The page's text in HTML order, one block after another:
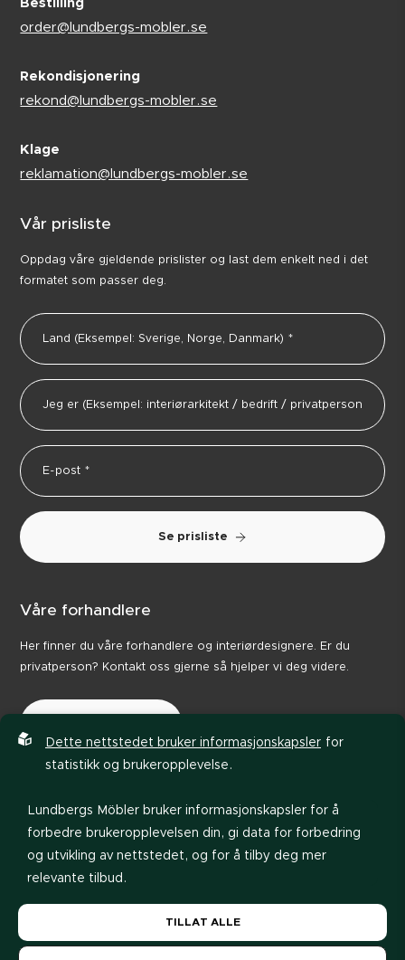
Bestilling
order@lundbergs-mobler.se
Rekondisjonering
rekond@lundbergs-mobler.se
Klage
reklamation@lundbergs-mobler.se
Vår prisliste
Oppdag våre gjeldende prislister og last dem enkelt ned i det
formatet som passer deg.
Se prisliste
Våre forhandlere
Her finner du våre forhandlere og interiørdesignere. Er du
privatperson? Kontakt oss gjerne så hjelper vi deg videre.
Personvernerklæring
Dette nettstedet bruker informasjonskapsler for
statistikk og brukeropplevelse.
Lundbergs Möbler bruker informasjonskapsler for å
forbedre brukeropplevelsen din, gi data for forbedring
og utvikling av nettstedet, og for å tilby deg mer
relevante tilbud.
TILLAT ALLE